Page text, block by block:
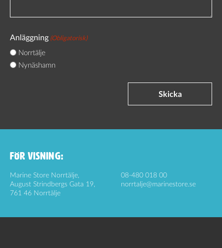
Anläggning (Obligatorisk)
Norrtälje
Nynäshamn
Skicka
FÖR VISNING:
Marine Store Norrtälje,
August Strindbergs Gata 19,
761 46 Norrtälje
08-480 018 00
norrtalje@marinestore.se